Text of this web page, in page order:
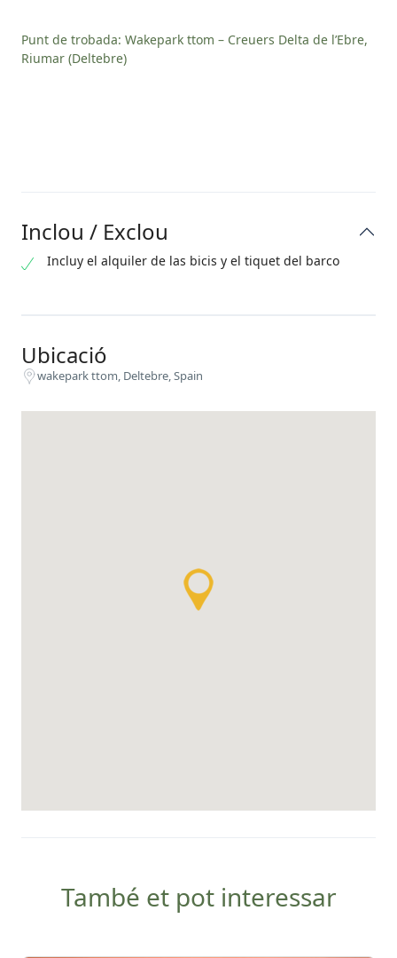
Punt de trobada: Wakepark ttom – Creuers Delta de l’Ebre,
Riumar (Deltebre)
Inclou / Exclou
Incluy el alquiler de las bicis y el tiquet del barco
Ubicació
wakepark ttom, Deltebre, Spain
També et pot interessar